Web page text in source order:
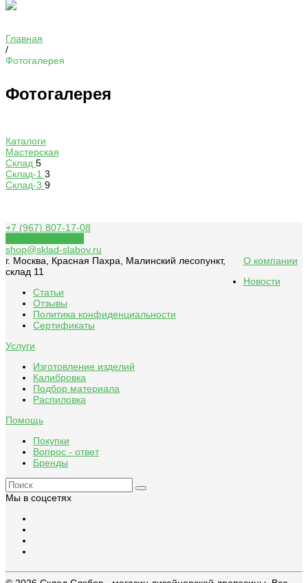
Главная
/
Фотогалерея
Фотогалерея
Каталоги
Мастерская
Склад 5
Склад-1 3
Склад-3 9
+7 (967) 807-17-08
shop@sklad-slabov.ru
г. Москва, Красная Пахра, Малинский лесопункт,
склад 11
О компании
Новости
Статьи
Отзывы
Политика конфиденциальности
Сертификаты
Услуги
Изготовление изделий
Калибровка
Подбор материала
Распиловка
Помощь
Покупки
Вопрос - ответ
Бренды
Мы в соцсетях